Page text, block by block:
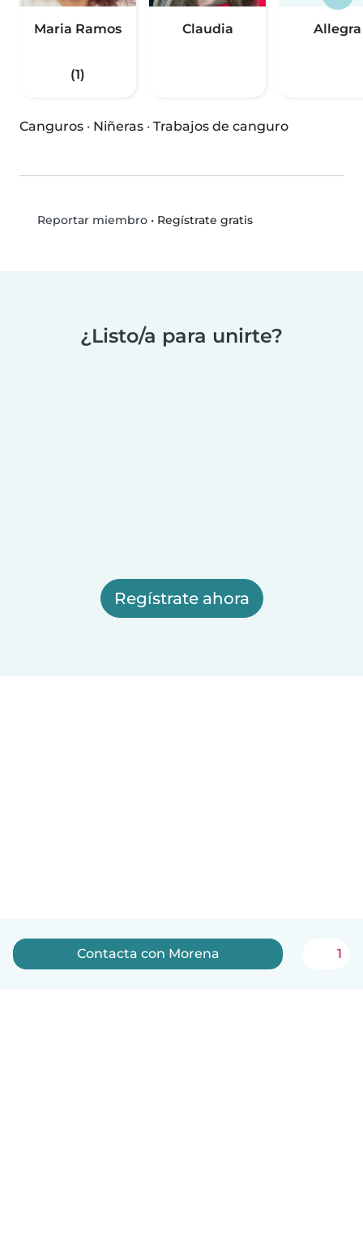
Maria Ramos
(1)
Claudia Allegra
Canguros · Niñeras · Trabajos de canguro
Reportar miembro• Regístrate gratis
¿Listo/a para unirte?
Regístrate ahora
Contacta con Morena 1